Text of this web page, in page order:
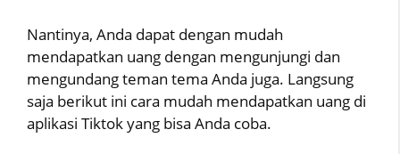
Nantinya, Anda dapat dengan mudah
mendapatkan uang dengan mengunjungi dan
mengundang teman tema Anda juga. Langsung
saja berikut ini cara mudah mendapatkan uang di
aplikasi Tiktok yang bisa Anda coba.